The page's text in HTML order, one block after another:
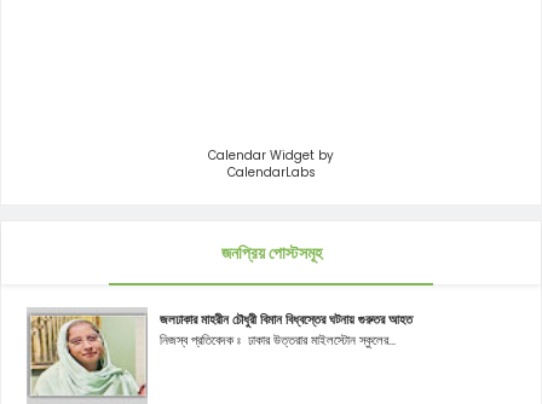
Calendar Widget by
CalendarLabs
জনপ্রিয় পোস্টসমূহ
জলঢাকার মাহরীন চৌধুরী বিমান বিধ্বস্তের ঘটনায় গুরুতর আহত
নিজস্ব প্রতিবেদক ঃ ঢাকার উত্তরার মাইলস্টোন স্কুলের...